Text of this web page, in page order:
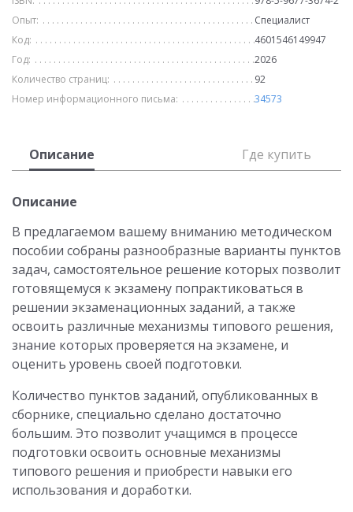
Опыт:
Специалист
Код:
4601546149947
Год:
2026
Количество страниц:
92
Номер информационного письма:
34573
Описание Где купить
Описание
В предлагаемом вашему вниманию методическом
пособии собраны разнообразные варианты пунктов
задач, самостоятельное решение которых позволит
готовящемуся к экзамену попрактиковаться в
решении экзаменационных заданий, а также
освоить различные механизмы типового решения,
знание которых проверяется на экзамене, и
оценить уровень своей подготовки.
Количество пунктов заданий, опубликованных в
сборнике, специально сделано достаточно
большим. Это позволит учащимся в процессе
подготовки освоить основные механизмы
типового решения и приобрести навыки его
использования и доработки.